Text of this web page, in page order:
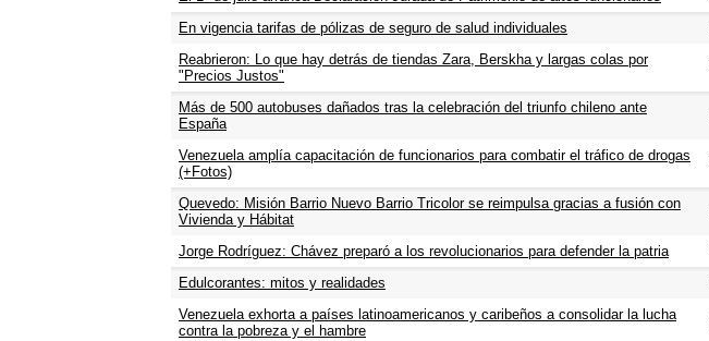
En vigencia tarifas de pólizas de seguro de salud individuales
Reabrieron: Lo que hay detrás de tiendas Zara, Berskha y largas colas por
"Precios Justos"
Más de 500 autobuses dañados tras la celebración del triunfo chileno ante
España
Venezuela amplía capacitación de funcionarios para combatir el tráfico de drogas
(+Fotos)
Quevedo: Misión Barrio Nuevo Barrio Tricolor se reimpulsa gracias a fusión con
Vivienda y Hábitat
Jorge Rodríguez: Chávez preparó a los revolucionarios para defender la patria
Edulcorantes: mitos y realidades
Venezuela exhorta a países latinoamericanos y caribeños a consolidar la lucha
contra la pobreza y el hambre